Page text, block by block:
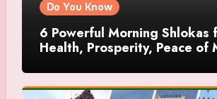
Do You Know
6 Powerful Morning Shlokas
Health, Prosperity, Peace of